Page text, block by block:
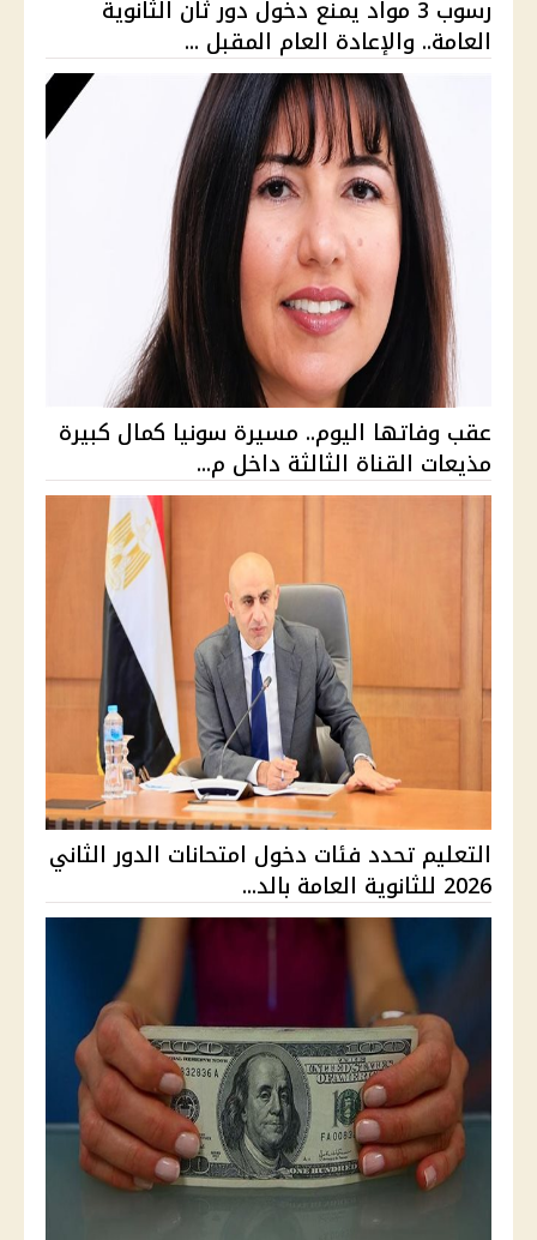
رسوب 3 مواد يمنع دخول دور ثان الثانوية
العامة.. والإعادة العام المقبل ...
عقب وفاتها اليوم.. مسيرة سونيا كمال كبيرة
مذيعات القناة الثالثة داخل م...
التعليم تحدد فئات دخول امتحانات الدور الثاني
2026 للثانوية العامة بالد...